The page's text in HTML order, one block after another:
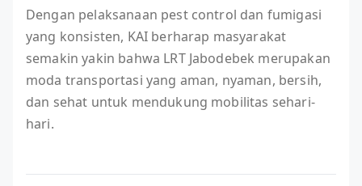
Dengan pelaksanaan pest control dan fumigasi
yang konsisten, KAI berharap masyarakat
semakin yakin bahwa LRT Jabodebek merupakan
moda transportasi yang aman, nyaman, bersih,
dan sehat untuk mendukung mobilitas sehari-
hari.